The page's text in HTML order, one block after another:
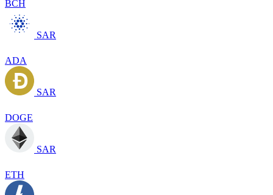
BCH
SAR
ADA
SAR
DOGE
SAR
ETH